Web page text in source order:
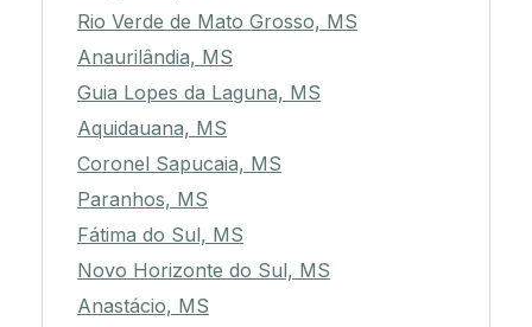
Rio Verde de Mato Grosso, MS
Anaurilândia, MS
Guia Lopes da Laguna, MS
Aquidauana, MS
Coronel Sapucaia, MS
Paranhos, MS
Fátima do Sul, MS
Novo Horizonte do Sul, MS
Anastácio, MS